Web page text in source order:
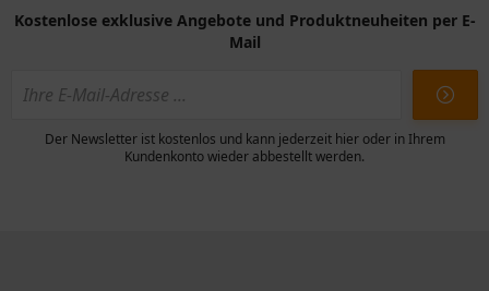
Kostenlose exklusive Angebote und Produktneuheiten per E-
Mail
Der Newsletter ist kostenlos und kann jederzeit hier oder in Ihrem
Kundenkonto wieder abbestellt werden.